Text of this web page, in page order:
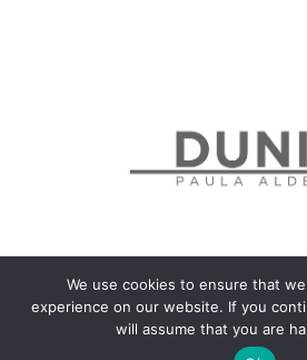
Politica de confidențialitate
Politică
Copyrights © 2018
We use cookies to ensure that
experience on our website. If you
will assume that you are